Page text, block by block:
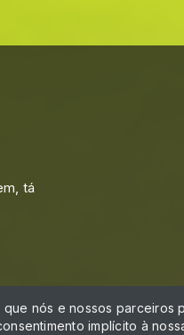
tá
nós e nossos
implícito à